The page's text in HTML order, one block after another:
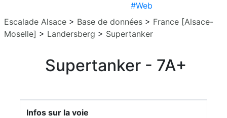
#Web
Escalade Alsace > Base de données > France [Alsace-
Moselle] > Landersberg > Supertanker
Supertanker - 7A+
Infos sur la voie